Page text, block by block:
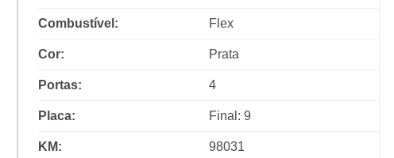
Combustível: Flex
Cor: Prata
Portas: 4
Placa: Final: 9
KM: 98031